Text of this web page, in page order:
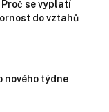
se vyplatí
do vztahů
nového týdne